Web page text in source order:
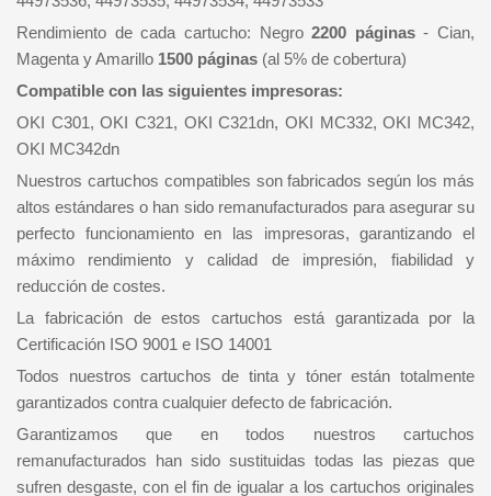
Rendimiento de cada cartucho: Negro2200 páginas- Cian,
Magenta y Amarillo 1500 páginas (al 5% de cobertura)
Compatible con las siguientes impresoras:
OKI C301, OKI C321, OKI C321dn, OKI MC332, OKI MC342,
OKI MC342dn
Nuestros cartuchos compatibles son fabricados según los más
altos estándares o han sido remanufacturados para asegurar su
perfecto funcionamiento en las impresoras, garantizando el
máximo rendimiento y calidad de impresión, fiabilidad y
reducción de costes.
La fabricación de estos cartuchos está garantizada por la
Certificación ISO 9001 e ISO 14001
Todos nuestros cartuchos de tinta y tóner están totalmente
garantizados contra cualquier defecto de fabricación.
Garantizamos que en todos nuestros cartuchos
remanufacturados han sido sustituidas todas las piezas que
sufren desgaste, con el fin de igualar a los cartuchos originales